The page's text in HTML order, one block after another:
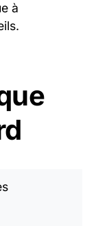
à